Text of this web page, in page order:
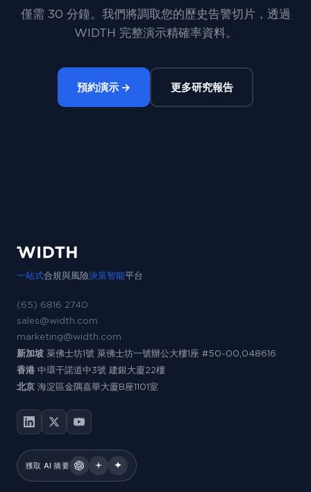
僅需 30 分鐘。我們將調取您的歷史告警切片，透過
WIDTH 完整演示精確率資料。
預約演示 → 更多研究報告
一站式合規與風險決策智能平台
(65) 6816 2740
sales@width.com
marketing@width.com
新加坡 萊佛士坊1號 萊佛士坊一號辦公大樓1座 #50-00,048616
香港 中環干諾道中3號 建銀大廈22樓
北京 海淀區金隅嘉華大廈B座1101室
獲取 AI 摘要